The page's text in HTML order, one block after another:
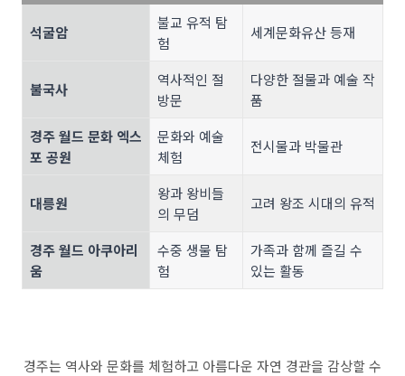
석굴암
불교 유적 탐
험
세계문화유산 등재
불국사
역사적인 절
방문
다양한 절물과 예술 작
품
경주 월드 문화 엑스
포 공원
문화와 예술
체험
전시물과 박물관
대릉원
왕과 왕비들
의 무덤
고려 왕조 시대의 유적
경주 월드 아쿠아리
움
수중 생물 탐
험
가족과 함께 즐길 수
있는 활동
경주는 역사와 문화를 체험하고 아름다운 자연 경관을 감상할 수